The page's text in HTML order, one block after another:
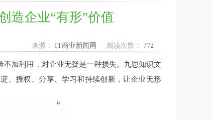
造企业“有形”价值
来源： IT商业新闻网 阅读次数： 772
加利用，对企业无疑是一种损失。九思知识文
、授权、分享、学习和持续创新，让企业无形